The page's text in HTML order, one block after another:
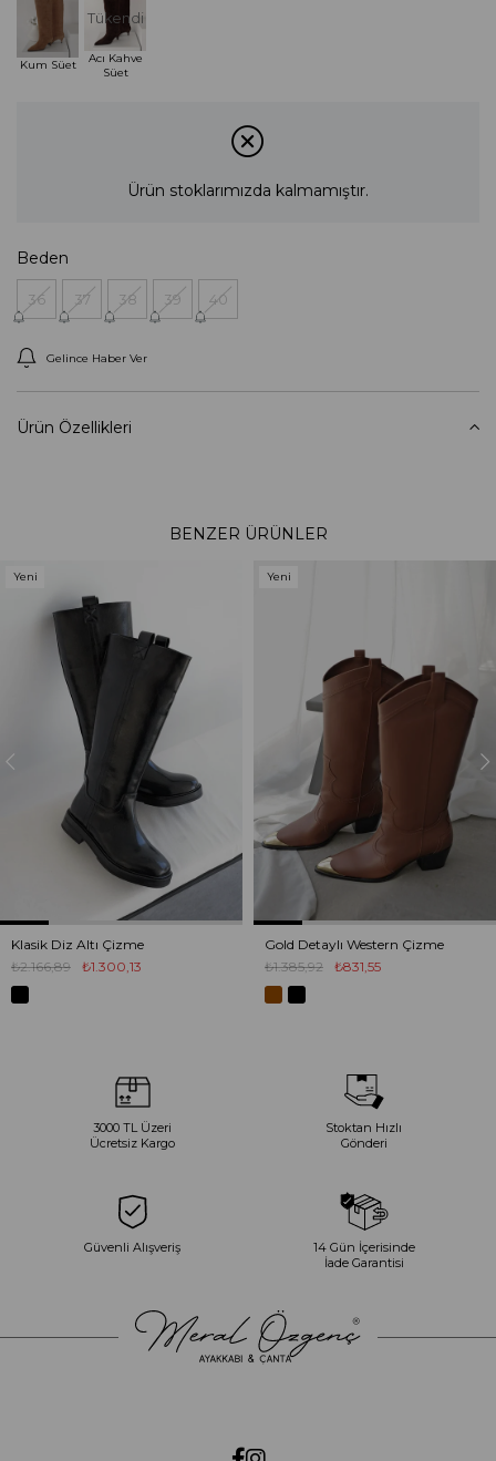
Kum Süet
Tükendi
Acı Kahve
Süet
Ürün stoklarımızda kalmamıştır.
Beden
36 37 38 39 40
Gelince Haber Ver
Ürün Özellikleri
BENZER ÜRÜNLER
Klasik Diz Altı Çizme
₺1.300,13
₺2.166,89
Yeni
Gold Detaylı Western Çizme
₺831,55
₺1.385,92
Yeni
3000 TL Üzeri
Ücretsiz Kargo
Stoktan Hızlı
Gönderi
Güvenli Alışveriş
14 Gün İçerisinde
İade Garantisi